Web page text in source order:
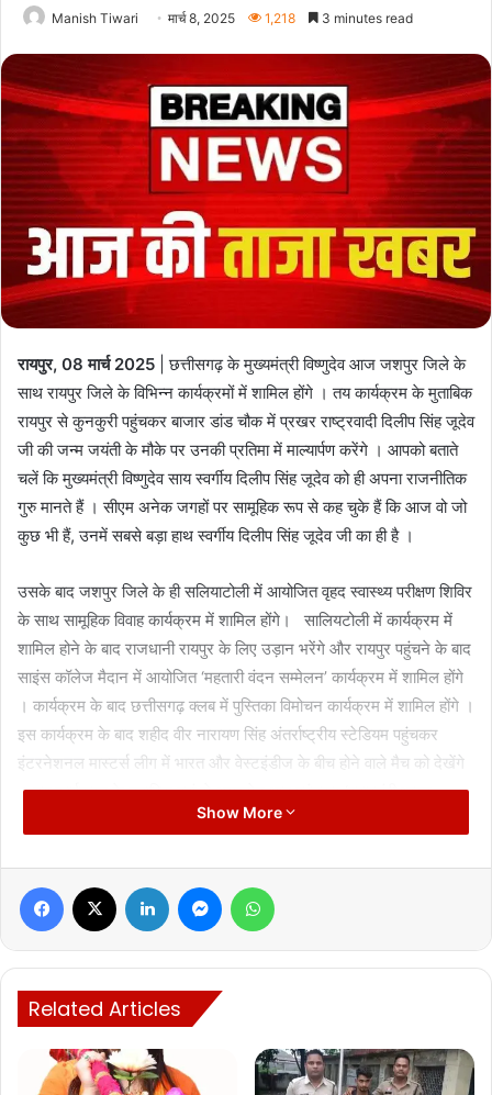
Manish Tiwari मार्च 8, 2025 1,218 3 minutes read
रायपुर, 08 मार्च 2025 | छत्तीसगढ़ के मुख्यमंत्री विष्णुदेव आज जशपुर जिले के
साथ रायपुर जिले के विभिन्न कार्यक्रमों में शामिल होंगे । तय कार्यक्रम के मुताबिक
रायपुर से कुनकुरी पहुंचकर बाजार डांड चौक में प्रखर राष्ट्रवादी दिलीप सिंह जूदेव
जी की जन्म जयंती के मौके पर उनकी प्रतिमा में माल्यार्पण करेंगे । आपको बताते
चलें कि मुख्यमंत्री विष्णुदेव साय स्वर्गीय दिलीप सिंह जूदेव को ही अपना राजनीतिक
गुरु मानते हैं । सीएम अनेक जगहों पर सामूहिक रूप से कह चुके हैं कि आज वो जो
कुछ भी हैं, उनमें सबसे बड़ा हाथ स्वर्गीय दिलीप सिंह जूदेव जी का ही है ।
उसके बाद जशपुर जिले के ही सलियाटोली में आयोजित वृहद स्वास्थ्य परीक्षण शिविर
के साथ सामूहिक विवाह कार्यक्रम में शामिल होंगे। सालियटोली में कार्यक्रम में
शामिल होने के बाद राजधानी रायपुर के लिए उड़ान भरेंगे और रायपुर पहुंचने के बाद
साइंस कॉलेज मैदान में आयोजित ‘महतारी वंदन सम्मेलन’ कार्यक्रम में शामिल होंगे
। कार्यक्रम के बाद छत्तीसगढ़ क्लब में पुस्तिका विमोचन कार्यक्रम में शामिल होंगे ।
इस कार्यक्रम के बाद शहीद वीर नारायण सिंह अंतर्राष्ट्रीय स्टेडियम पहुंचकर
इंटरनेशनल मास्टर्स लीग में भारत और वेस्टइंडीज के बीच होने वाले मैच को देखेंगे
। तय कार्यक्रम के मुताबिक वहां से अग्रसेन धाम पहुंचकर ‘स्वावलंबी भारत
अभियान’ कार्यक्रम में शामिल होंगे ।
प्रखर राष्ट्रवादी दिलीप सिंह जूदेव की जन्म जयंती आज
हिंदुत्व के ध्वजवाहक और प्रखर राष्ट्रवादी दिलीप सिंह जूदेव की जन्म जयंती आज
राजनीति का बड़ा नाम थे । दिलीप सिंह जूदेव को कुमार साहब भी कहा जाता है
क्योंकि उन्होंने धर्मांतरित आदिवासियों के पैरों को धोकर उनकी घर वापसी करवाई थी
। दिलीप सिंह जूदेव ने आदिवासी इलाकों में धर्मांतरण के खिलाफ जोरदार अभियान
चलाया था । अगस्त 2013 में अपने निधन से पहले तक दिलीप सिंह जूदेव ‘घर
Show More
Facebook LinkedIn Messenger
Related Articles